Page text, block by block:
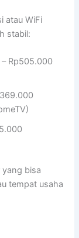
atau WiFi
stabil:
– Rp505.000
yang bisa
tempat usaha